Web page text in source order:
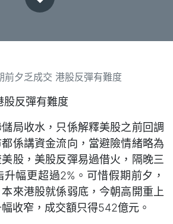
前夕乏成交 港股反彈有難度
股反彈有難度
局收水，只係解釋美股之前回調
係講資金流向，當避險情緒略為
股，美股反彈易過借火，隔晚三
幅更超過2%。可惜假期前夕，
來港股就係弱底，今朝高開重上
收窄，成交額只得542億元。